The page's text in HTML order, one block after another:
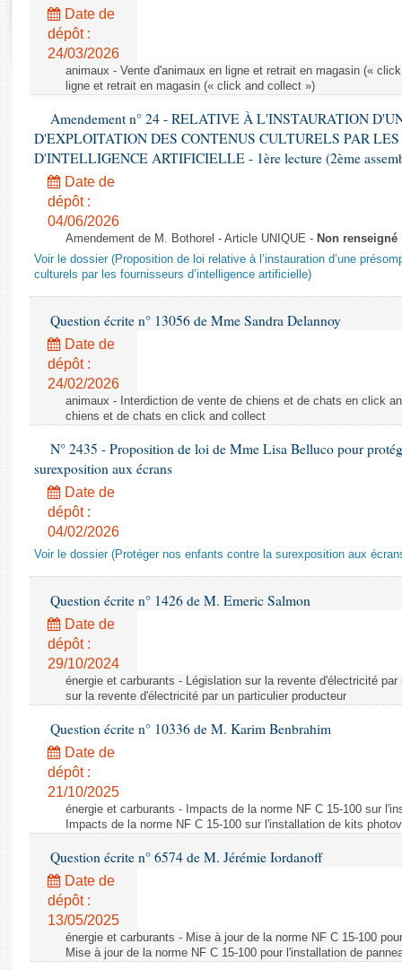
Rapports législatifs
Rapports sur l'application des lois
Baromètre de l’application des lois
Dossiers législatifs
Budget et sécurité sociale
Questions écrites et orales
Comptes rendus des débats
Date de
dépôt :
24/03/2026
animaux - Vente d'animaux en ligne et retrait en magasin («
ligne et retrait en magasin (« click and collect »)
Amendement n° 24 - RELATIVE À L'INSTAURATION
D'EXPLOITATION DES CONTENUS CULTURELS PAR LES
D'INTELLIGENCE ARTIFICIELLE - 1ère lecture (2ème
Date de
dépôt :
04/06/2026
Amendement de M. Bothorel - Article UNIQUE - Non renseigné
Voir le dossier (Proposition de loi relative à l’instauration d’une
culturels par les fournisseurs d’intelligence artificielle)
Question écrite n° 13056 de Mme Sandra Delannoy
Date de
dépôt :
24/02/2026
animaux - Interdiction de vente de chiens et de chats en click
chiens et de chats en click and collect
N° 2435 - Proposition de loi de Mme Lisa Belluco pour
surexposition aux écrans
Date de
dépôt :
04/02/2026
Voir le dossier (Protéger nos enfants contre la surexposition aux
Question écrite n° 1426 de M. Emeric Salmon
Date de
dépôt :
29/10/2024
énergie et carburants - Législation sur la revente d'électricité
sur la revente d'électricité par un particulier producteur
Question écrite n° 10336 de M. Karim Benbrahim
Date de
dépôt :
21/10/2025
énergie et carburants - Impacts de la norme NF C 15-100 sur
Impacts de la norme NF C 15-100 sur l'installation de kits
Question écrite n° 6574 de M. Jérémie Iordanoff
Date de
dépôt :
13/05/2025
énergie et carburants - Mise à jour de la norme NF C 15-100
Mise à jour de la norme NF C 15-100 pour l'installation de